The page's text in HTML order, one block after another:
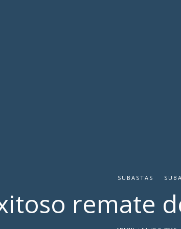
SUBASTAS
remate